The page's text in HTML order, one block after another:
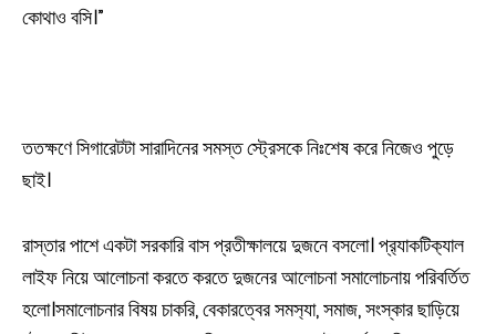
কোথাও বসি।”
ততক্ষণে সিগারেটটা সারাদিনের সমস্ত স্ট্রেসকে নিঃশেষ করে নিজেও পুড়ে
ছাই।
রাস্তার পাশে একটা সরকারি বাস প্রতীক্ষালয়ে দুজনে বসলো। প্র‍্যাকটিক‍্যাল
লাইফ নিয়ে আলোচনা করতে করতে দুজনের আলোচনা সমালোচনায় পরিবর্তিত
হলো।সমালোচনার বিষয় চাকরি, বেকারত্বের সমস‍্যা, সমাজ, সংস্কার ছাড়িয়ে